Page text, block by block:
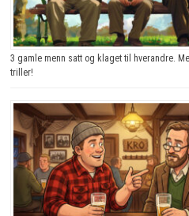
3 gamle menn satt og klaget til hverandre.
triller!